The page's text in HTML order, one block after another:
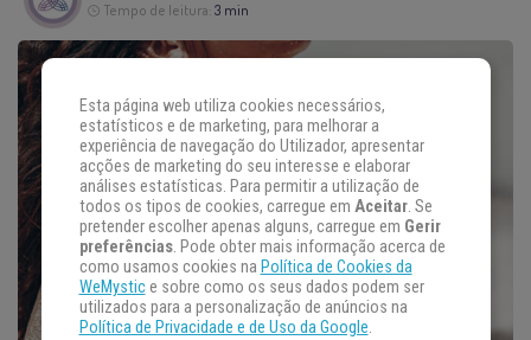
Tempo de leitura: 3 min
Esta página web utiliza cookies necessários,
estatísticos e de marketing, para melhorar a
experiência de navegação do Utilizador, apresentar
acções de marketing do seu interesse e elaborar
análises estatísticas. Para permitir a utilização de
todos os tipos de cookies, carregue em Aceitar. Se
pretender escolher apenas alguns, carregue em Gerir
preferências. Pode obter mais informação acerca de
como usamos cookies na Política de Cookies da
WeMystice sobre como os seus dados podem ser
utilizados para a personalização de anúncios na
Política de Privacidade e de Uso da Google.